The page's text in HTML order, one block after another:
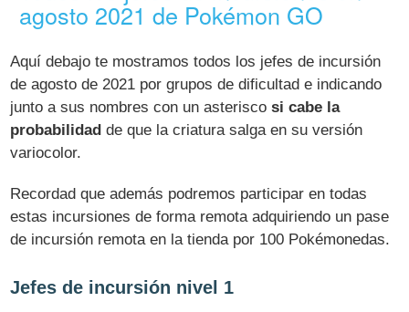
agosto 2021 de Pokémon GO
Aquí debajo te mostramos todos los jefes de incursión
de agosto de 2021 por grupos de dificultad e indicando
junto a sus nombres con un asteriscosi cabe la
probabilidad de que la criatura salga en su versión
variocolor.
Recordad que además podremos participar en todas
estas incursiones de forma remota adquiriendo un pase
de incursión remota en la tienda por 100 Pokémonedas.
Jefes de incursión nivel 1